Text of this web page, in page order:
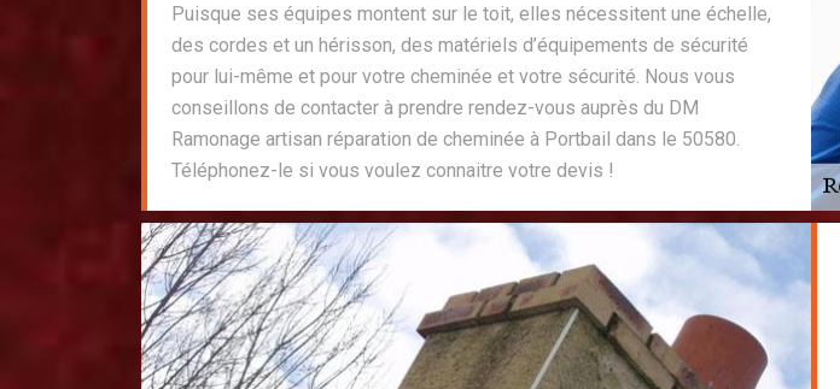
Puisque ses équipes montent sur le toit, elles nécessitent une échelle,
des cordes et un hérisson, des matériels d’équipements de sécurité
pour lui-même et pour votre cheminée et votre sécurité. Nous vous
conseillons de contacter à prendre rendez-vous auprès du DM
Ramonage artisan réparation de cheminée à Portbail dans le 50580.
Téléphonez-le si vous voulez connaitre votre devis !